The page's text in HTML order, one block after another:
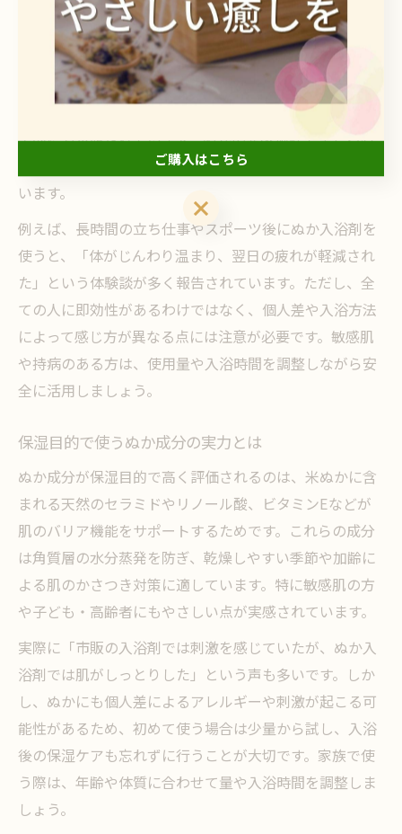
ぬか入浴剤が疲労回復に寄与する理由は、米ぬかに含ま
れるビタミンB群やミネラル、酵素の働きによるもので
す。これらの成分が温浴中に皮膚から穏やかに吸収さ
れ、血行促進や筋肉の緊張緩和をサポートすることが科
学的にも示唆されています。ぬかの発酵過程で生じる有
機酸や酵素も、温浴効果を高める要因として注目されて
います。
例えば、長時間の立ち仕事やスポーツ後にぬか入浴剤を
使うと、「体がじんわり温まり、翌日の疲れが軽減され
た」という体験談が多く報告されています。ただし、全
ての人に即効性があるわけではなく、個人差や入浴方法
によって感じ方が異なる点には注意が必要です。敏感肌
や持病のある方は、使用量や入浴時間を調整しながら安
全に活用しましょう。
保湿目的で使うぬか成分の実力とは
ぬか成分が保湿目的で高く評価されるのは、米ぬかに含
まれる天然のセラミドやリノール酸、ビタミンEなどが
肌のバリア機能をサポートするためです。これらの成分
は角質層の水分蒸発を防ぎ、乾燥しやすい季節や加齢に
よる肌のかさつき対策に適しています。特に敏感肌の方
や子ども・高齢者にもやさしい点が実感されています。
実際に「市販の入浴剤では刺激を感じていたが、ぬか入
浴剤では肌がしっとりした」という声も多いです。しか
し、ぬかにも個人差によるアレルギーや刺激が起こる可
能性があるため、初めて使う場合は少量から試し、入浴
後の保湿ケアも忘れずに行うことが大切です。家族で使
う際は、年齢や体質に合わせて量や入浴時間を調整しま
しょう。
ご購入はこちら
ご購入はこちら